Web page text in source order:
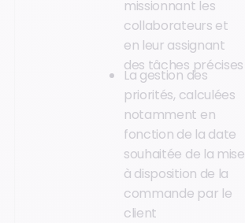
missionnant les
collaborateurs et
en leur assignant
des tâches précises
La gestion des
priorités, calculées
notamment en
fonction de la date
souhaitée de la mise
à disposition de la
commande par le
client